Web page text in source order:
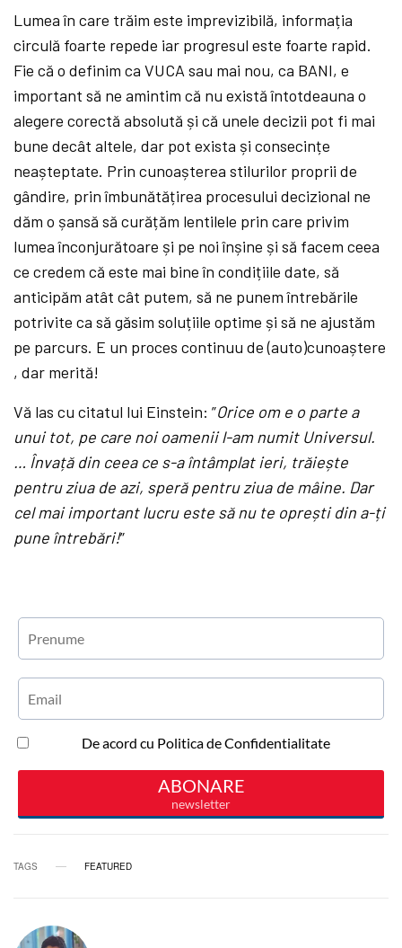
Lumea în care trăim este imprevizibilă, informația
circulă foarte repede iar progresul este foarte rapid.
Fie că o definim ca VUCA sau mai nou, ca BANI, e
important să ne amintim că nu există întotdeauna o
alegere corectă absolută și că unele decizii pot fi mai
bune decât altele, dar pot exista și consecințe
neașteptate. Prin cunoașterea stilurilor proprii de
gândire, prin îmbunătățirea procesului decizional ne
dăm o șansă să curățăm lentilele prin care privim
lumea înconjurătoare și pe noi înșine și să facem ceea
ce credem că este mai bine în condițiile date, să
anticipăm atât cât putem, să ne punem întrebările
potrivite ca să găsim soluțiile optime și să ne ajustăm
pe parcurs. E un proces continuu de (auto)cunoaștere
, dar merită!
Vă las cu citatul lui Einstein: ”Orice om e o parte a
unui tot, pe care noi oamenii l-am numit Universul.
… Învață din ceea ce s-a întâmplat ieri, trăiește
pentru ziua de azi, speră pentru ziua de mâine. Dar
cel mai important lucru este să nu te oprești din a-ți
pune întrebări!”
TAGS FEATURED